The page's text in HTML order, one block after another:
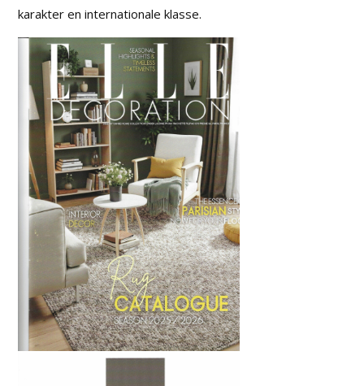
karakter en internationale klasse.